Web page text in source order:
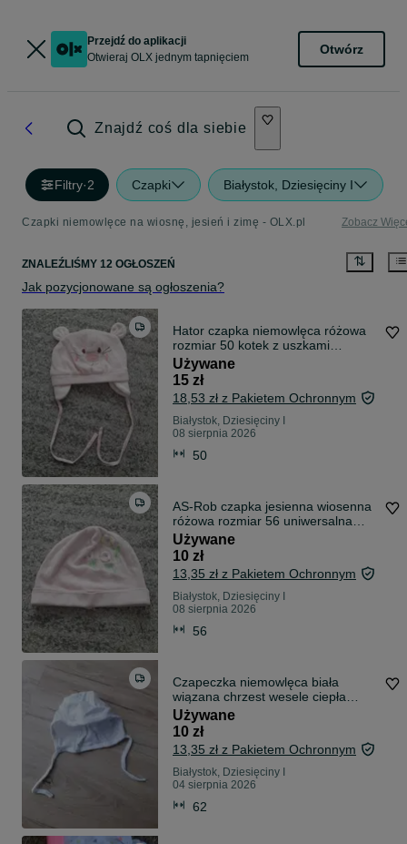
Przejdź do aplikacji
Otwieraj OLX jednym tapnięciem
Otwórz
Znajdź coś dla siebie
Filtry·2 Czapki Białystok, Dziesięciny I
Czapki niemowlęce na wiosnę, jesień i zimę - OLX.pl Zobacz
ZNALEŹLIŚMY 12 OGŁOSZEŃ
Jak pozycjonowane są ogłoszenia?
Hator czapka niemowlęca różowa
rozmiar 50 kotek z uszkami
wiązana
Używane
15 zł
18,53 zł z Pakietem Ochronnym
Białystok, Dziesięciny I
08 sierpnia 2026
50
AS-Rob czapka jesienna wiosenna
różowa rozmiar 56 uniwersalna
kwiaty
Używane
10 zł
13,35 zł z Pakietem Ochronnym
Białystok, Dziesięciny I
08 sierpnia 2026
56
Czapeczka niemowlęca biała
wiązana chrzest wesele ciepła
bawełniana 62
Używane
10 zł
13,35 zł z Pakietem Ochronnym
Białystok, Dziesięciny I
04 sierpnia 2026
62